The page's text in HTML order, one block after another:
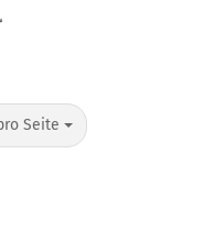
Seite
Seite